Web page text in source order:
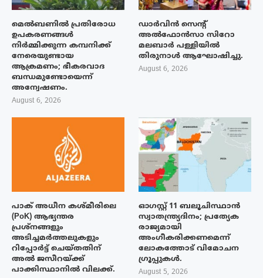
മെൽബണിൽ പ്രതിരോധ
ഉപകരണങ്ങൾ
നിർമ്മിക്കുന്ന കമ്പനിക്ക്
നേരെയുണ്ടായ
ആക്രമണം; ഭീകരവാദ
ബന്ധമുണ്ടോയെന്ന്
അന്വേഷണം.
August 6, 2026
ഡാർവിൻ സെന്റ്
അൽഫോൻസാ സിറോ
മലബാർ പള്ളിയിൽ
തിരുനാൾ ആഘോഷിച്ചു.
August 6, 2026
പാക് അധീന കശ്മീരിലെ
(PoK) ആഭ്യന്തര
പ്രശ്നങ്ങളും
അടിച്ചമർത്തലുകളും
റിപ്പോർട്ട് ചെയ്തതിന്
അൽ ജസീറയ്‌ക്ക്
പാക്കിസ്ഥാനിൽ വിലക്ക്.
ഓഗസ്റ്റ് 11 ബലൂചിസ്ഥാൻ
സ്വാതന്ത്ര്യദിനം; പ്രത്യേക
രാജ്യമായി
അംഗീകരിക്കണമെന്ന്
ലോകത്തോട് വിമോചന
ഗ്രൂപ്പുകൾ.
August 5, 2026